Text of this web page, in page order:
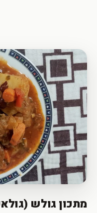
מתכון גולש